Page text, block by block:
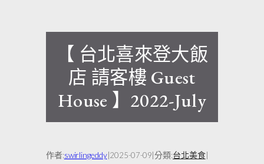
【 台北喜來登大飯
店 請客樓 Guest
House 】2022-July
作者:swirlingeddy|2025-07-09|分類:台北美食|